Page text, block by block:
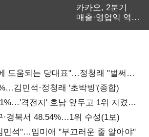
카카오, 2분기
매출·영업익 역대
도움되는 당대표"…정청래 "벌써
"김민석·정청래 '초박빙'(종합)
격전지' 호남 앞두고 1위 지켰다
·경북서 48.54%…1위 수성(1보)
민석"…임미애 "부끄러운 줄 알아야"